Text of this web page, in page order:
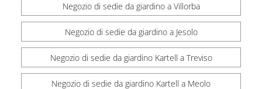
Negozio di sedie da giardino a Villorba
Negozio di sedie da giardino a Jesolo
Negozio di sedie da giardino Kartell a Treviso
Negozio di sedie da giardino Kartell a Meolo